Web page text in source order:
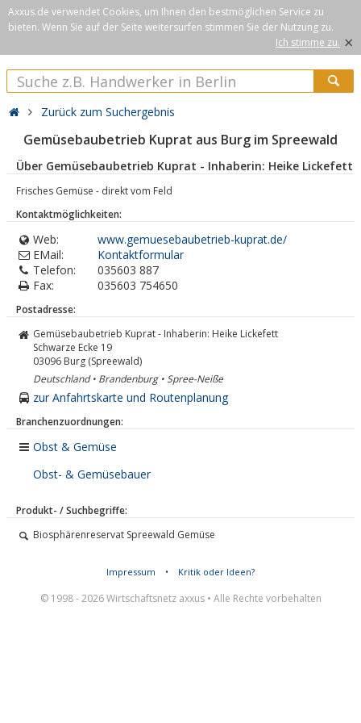
Axxus.de verwendet Cookies, um Ihnen den bestmöglichen Service zu
bieten. Wenn Sie auf der Seite weitersurfen stimmen Sie der Nutzung zu.
Ich stimme zu. ×
Zurück zum Suchergebnis
Gemüsebaubetrieb Kuprat aus Burg im Spreewald
Über Gemüsebaubetrieb Kuprat - Inhaberin: Heike Lickefett
Frisches Gemüse - direkt vom Feld
Kontaktmöglichkeiten:
Web:
www.gemuesebaubetrieb-kuprat.de/
EMail:
Kontaktformular
Telefon:
035603 887
Fax:
035603 754650
Postadresse:
Gemüsebaubetrieb Kuprat - Inhaberin: Heike Lickefett
Schwarze Ecke 19
03096 Burg (Spreewald)
Deutschland • Brandenburg • Spree-Neiße
zur Anfahrtskarte und Routenplanung
Branchenzuordnungen:
Obst & Gemüse
Obst- & Gemüsebauer
Produkt- / Suchbegriffe:
Biosphärenreservat Spreewald Gemüse
Impressum • Kritik oder Ideen?
© 1998 - 2026 Wirtschaftsnetz axxus • Alle Rechte vorbehalten